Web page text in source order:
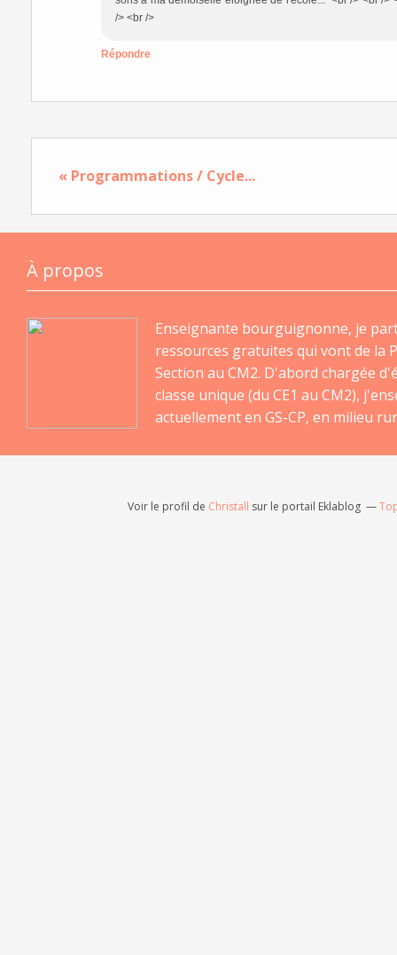
/> <br />
Répondre
« Programmations / Cycle...
À propos
Enseignante bourguignonne, je
ressources gratuites qui vont de la
Section au CM2. D'abord chargée
classe unique (du CE1 au CM2),
actuellement en GS-CP, en milieu
Voir le profil de Christall sur le portail Eklablog